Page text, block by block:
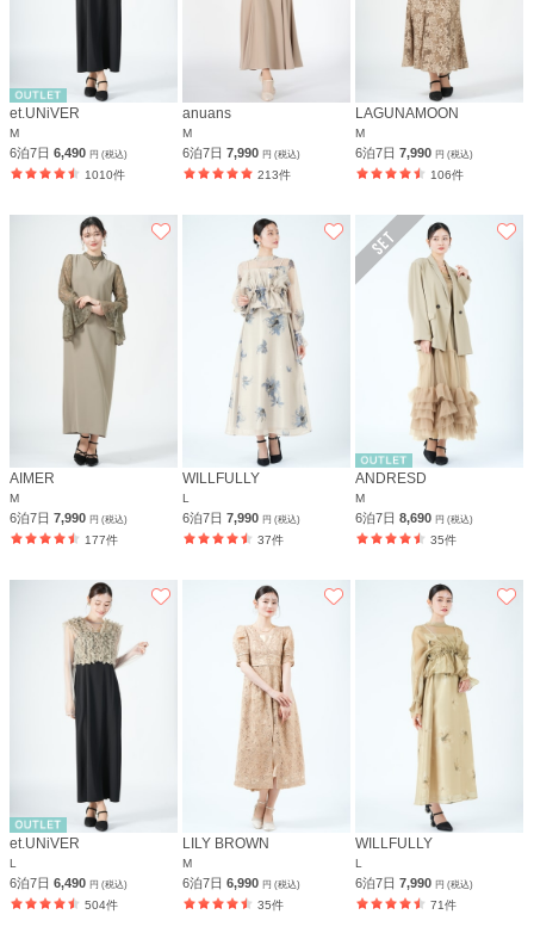
et.UNiVER
M
6泊7日 6,490 円 (税込)
1010件
anuans
M
6泊7日7,990円 (税込)
213件
LAGUNAMOON
M
6泊7日7,990円 (税込)
106件
AIMER
M
6泊7日 7,990 円 (税込)
177件
WILLFULLY
L
6泊7日7,990円 (税込)
37件
ANDRESD
M
6泊7日8,690円 (税込)
35件
et.UNiVER
L
6泊7日 6,490 円 (税込)
504件
LILY BROWN
M
6泊7日6,990円 (税込)
35件
WILLFULLY
L
6泊7日7,990円 (税込)
71件